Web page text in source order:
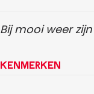
Bij mooi weer
Kenmerken